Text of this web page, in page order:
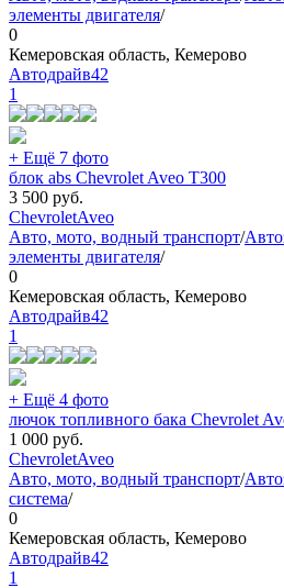
элементы двигателя/
0
Кемеровская область, Кемерово
Автодрайв42
1
+ Ещё 7 фото
блок abs Chevrolet Aveo T300
3 500 руб.
ChevroletAveo
Авто, мото, водный транспорт/
элементы двигателя/
0
Кемеровская область, Кемерово
Автодрайв42
1
+ Ещё 4 фото
лючок топливного бака Chevrolet
1 000 руб.
ChevroletAveo
Авто, мото, водный транспорт/
система/
0
Кемеровская область, Кемерово
Автодрайв42
1